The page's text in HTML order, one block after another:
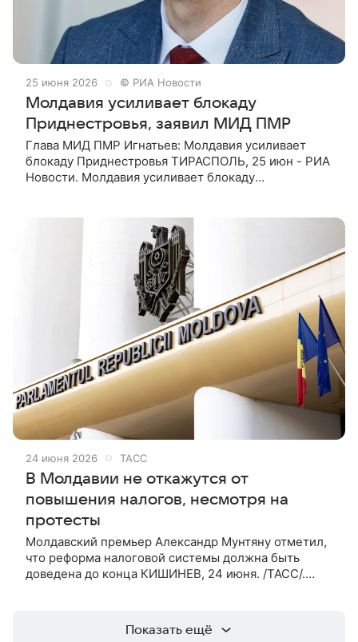
25 июня 2026 © РИА Новости
Молдавия усиливает блокаду
Приднестровья, заявил МИД ПМР
Глава МИД ПМР Игнатьев: Молдавия усиливает
блокаду Приднестровья ТИРАСПОЛЬ, 25 июн - РИА
Новости. Молдавия усиливает блокаду
24 июня 2026 ТАСС
В Молдавии не откажутся от
повышения налогов, несмотря на
протесты
Молдавский премьер Александр Мунтяну отметил,
что реформа налоговой системы должна быть
доведена до конца КИШИНЕВ, 24 июня. /ТАСС/.
Показать ещё